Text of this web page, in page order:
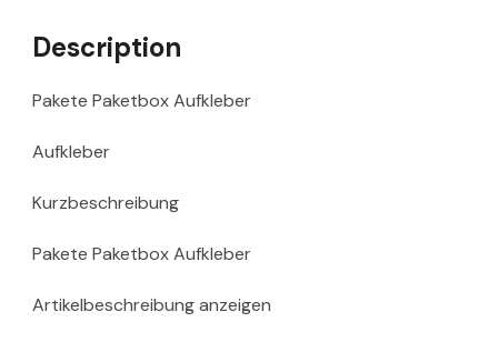
Description
Pakete Paketbox Aufkleber
Aufkleber
Kurzbeschreibung
Pakete Paketbox Aufkleber
Artikelbeschreibung anzeigen